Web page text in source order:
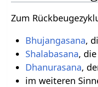
Zum
Bhujangasana,
Shalabasana, die
Dhanurasana,
im weiteren